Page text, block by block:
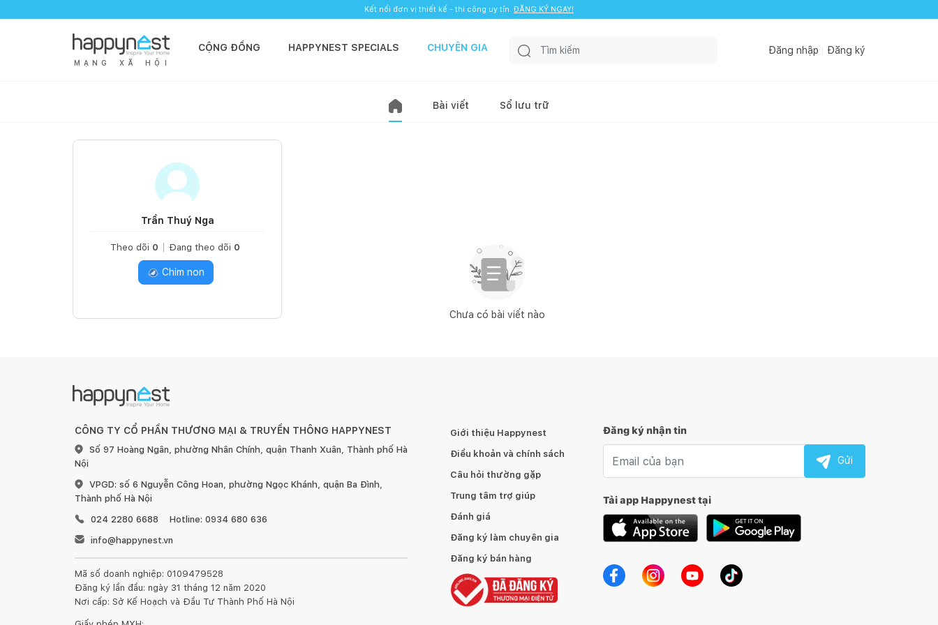
Kết nối đơn vị thiết kế - thi công uy tín. ĐĂNG KÝ NGAY!
M Ạ N G X Ã H Ộ I
CỘNG ĐỒNG HAPPYNEST SPECIALS CHUYÊN GIA Đăng nhập Đăng ký
Bài viết Sổ lưu trữ
Trần Thuý Nga
Theo dõi 0 Đang theo dõi 0
Chim non
Chưa có bài viết nào
CÔNG TY CỔ PHẦN THƯƠNG MẠI & TRUYỀN THÔNG HAPPYNEST
Số 97 Hoàng Ngân, phường Nhân Chính, quận Thanh Xuân, Thành phố Hà
Nội
VPGD: số 6 Nguyễn Công Hoan, phường Ngọc Khánh, quận Ba Đình,
Thành phố Hà Nội
024 2280 6688
Hotline: 0934 680 636
info@happynest.vn
Mã số doanh nghiệp: 0109479528
Đăng ký lần đầu: ngày 31 tháng 12 năm 2020
Nơi cấp: Sở Kế Hoạch và Đầu Tư Thành Phố Hà Nội
Giới thiệu Happynest
Điều khoản và chính sách
Câu hỏi thường gặp
Trung tâm trợ giúp
Đánh giá
Đăng ký làm chuyên gia
Đăng ký bán hàng
Đăng ký nhận tin
Gửi
Tải app Happynest tại